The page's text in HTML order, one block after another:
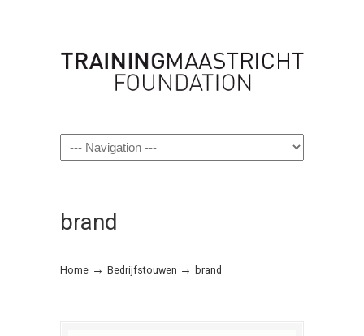
Navigation
brand
Home → Bedrijfstouwen → brand